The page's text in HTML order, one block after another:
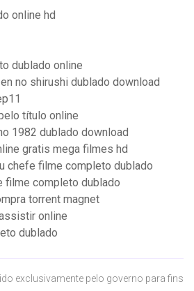
online hd
dublado online
no shirushi dublado download
título online
1982 dublado download
gratis mega filmes hd
chefe filme completo dublado
filme completo dublado
torrent magnet
online
dublado
exclusivamente pelo governo para fins